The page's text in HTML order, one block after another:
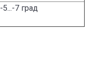
-5...-7 град